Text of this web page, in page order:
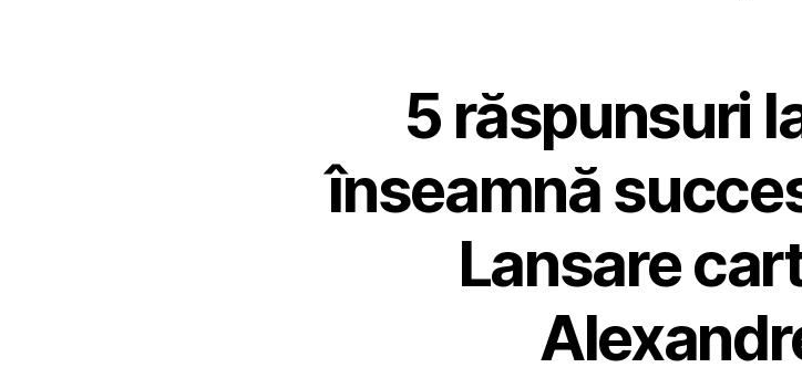
5 răspunsuri
înseamnă
Lansare